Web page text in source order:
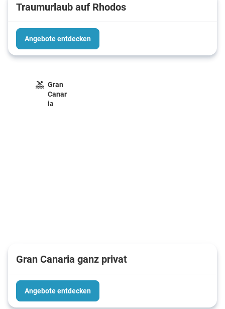
Traumurlaub auf Rhodos
Angebote entdecken
Gran
Canar
ia
Gran Canaria ganz privat
Angebote entdecken